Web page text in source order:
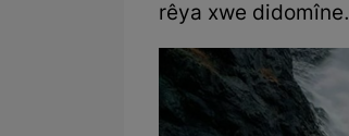
rêya xwe didomîne.